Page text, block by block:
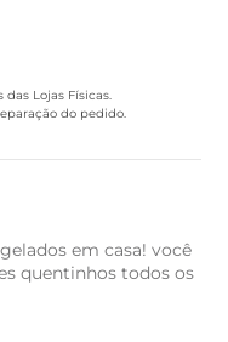
Lojas Físicas.
do pedido.
em casa! você
quentinhos todos os